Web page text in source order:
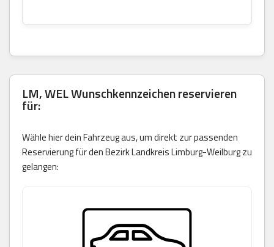
LM, WEL Wunschkennzeichen reservieren
für:
Wähle hier dein Fahrzeug aus, um direkt zur passenden
Reservierung für den Bezirk Landkreis Limburg-Weilburg zu
gelangen: